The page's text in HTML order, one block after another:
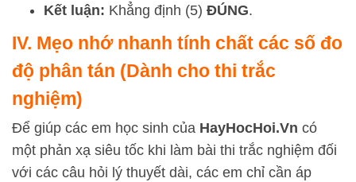
Kết luận: Khẳng định (5) ĐÚNG.
IV. Mẹo nhớ nhanh tính chất các số đo
độ phân tán (Dành cho thi trắc
nghiệm)
Để giúp các em học sinh của HayHocHoi.Vn có
một phản xạ siêu tốc khi làm bài thi trắc nghiệm đối
với các câu hỏi lý thuyết dài, các em chỉ cần áp